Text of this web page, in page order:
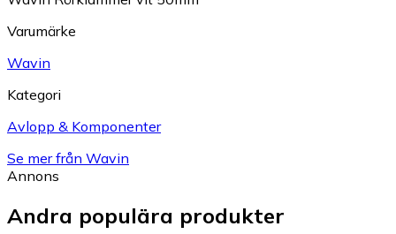
Varumärke
Wavin
Kategori
Avlopp & Komponenter
Se mer från Wavin
Annons
Andra populära produkter